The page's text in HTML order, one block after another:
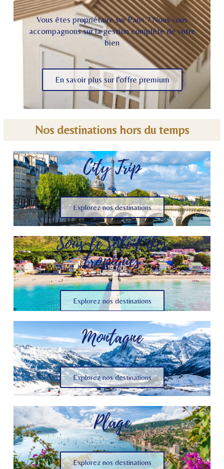
Vous êtes propriétaire sur Paris ? Nous vous
accompagnons sur la gestion complète de votre
bien
En savoir plus sur l'offre premium
Nos destinations hors du temps
City Trip
Explorez nos destinations
Sous le soleil des
tropiques
Explorez nos destinations
Montagne
Explorez nos destinations
Plage
Explorez nos destinations